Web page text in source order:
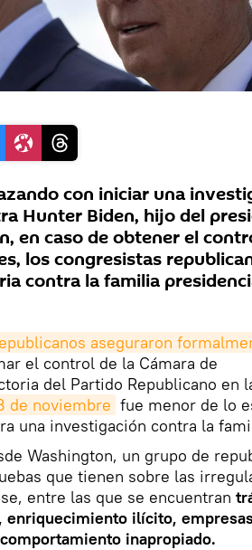
con iniciar una
Hunter Biden, hijo del
en caso de obtener el
los congresistas
contra la familia
aseguraron
el control de la Cámara de
del Partido Republicano en
de noviembre fue menor de lo
una investigación contra la
Washington, un grupo de
que tienen sobre las
entre las que se encuentran
enriquecimiento ilícito,
inapropiado.